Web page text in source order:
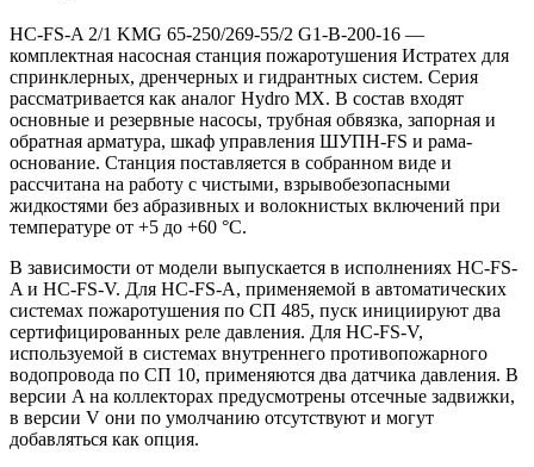
HC-FS-A 2/1 KMG 65-250/269-55/2 G1-B-200-16 —
комплектная насосная станция пожаротушения Истратех для
спринклерных, дренчерных и гидрантных систем. Серия
рассматривается как аналог Hydro MX. В состав входят
основные и резервные насосы, трубная обвязка, запорная и
обратная арматура, шкаф управления ШУПН-FS и рама-
основание. Станция поставляется в собранном виде и
рассчитана на работу с чистыми, взрывобезопасными
жидкостями без абразивных и волокнистых включений при
температуре от +5 до +60 °С.
В зависимости от модели выпускается в исполнениях HC-FS-
A и HC-FS-V. Для HC-FS-A, применяемой в автоматических
системах пожаротушения по СП 485, пуск инициируют два
сертифицированных реле давления. Для HC-FS-V,
используемой в системах внутреннего противопожарного
водопровода по СП 10, применяются два датчика давления. В
версии A на коллекторах предусмотрены отсечные задвижки,
в версии V они по умолчанию отсутствуют и могут
добавляться как опция.